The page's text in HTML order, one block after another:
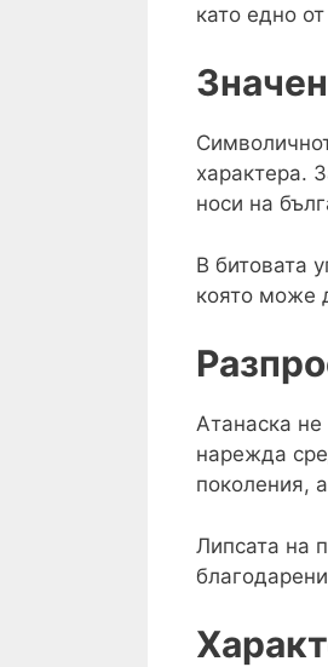
като едно
характера.
носи на
В битовата
която може
Атанаска
нарежда
поколения,
Липсата на